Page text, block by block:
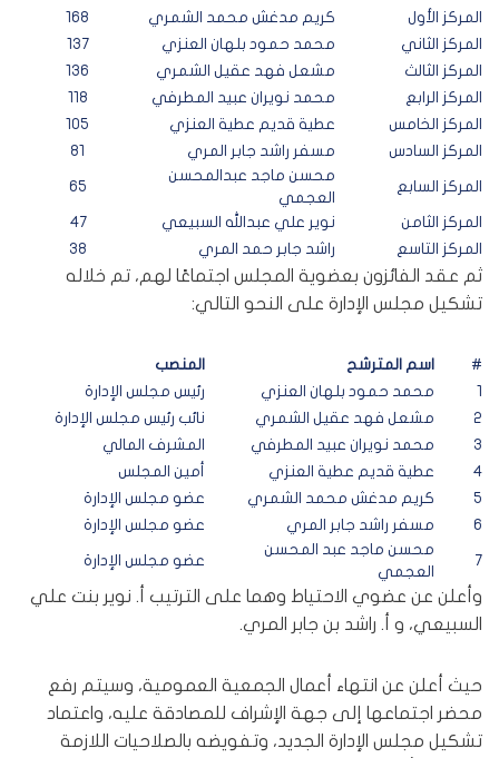
المركز الأول
كريم مدغش محمد الشمري
168
المركز الثاني
محمد حمود بلهان العنزي
137
المركز الثالث
مشعل فهد عقيل الشمري
136
المركز الرابع
محمد نويران عبيد المطرفي
118
المركز الخامس
عطية قديم عطية العنزي
105
المركز السادس
مسفر راشد جابر المري 81
المركز السابع
محسن ماجد عبدالمحسن
العجمي
65
المركز الثامن نوير علي عبدالله السبيعي
47
المركز التاسع
راشد جابر حمد المري 38
ثم عقد الفائزون بعضوية المجلس اجتماعًا لهم، تم خلاله
تشكيل مجلس الإدارة على النحو التالي:
# اسم المترشح
المنصب
1
محمد حمود بلهان العنزي
رئيس مجلس الإدارة
2
مشعل فهد عقيل الشمري
نائب رئيس مجلس الإدارة
3
محمد نويران عبيد المطرفي
المشرف المالي
4
عطية قديم عطية العنزي
أمين المجلس
5
كريم مدغش محمد الشمري
عضو مجلس الإدارة
6
مسفر راشد جابر المري عضو مجلس الإدارة
7
محسن ماجد عبد المحسن
العجمي
عضو مجلس الإدارة
وأعلن عن عضوي الاحتياط وهما على الترتيب أ. نوير بنت علي
السبيعي، و أ. راشد بن جابر المري.
حيث أعلن عن انتهاء أعمال الجمعية العمومية، وسيتم رفع
محضر اجتماعها إلى جهة الإشراف للمصادقة عليه، واعتماد
تشكيل مجلس الإدارة الجديد، وتفويضه بالصلاحيات اللازمة